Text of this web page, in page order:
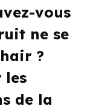
vous
ne se
?
les
de la